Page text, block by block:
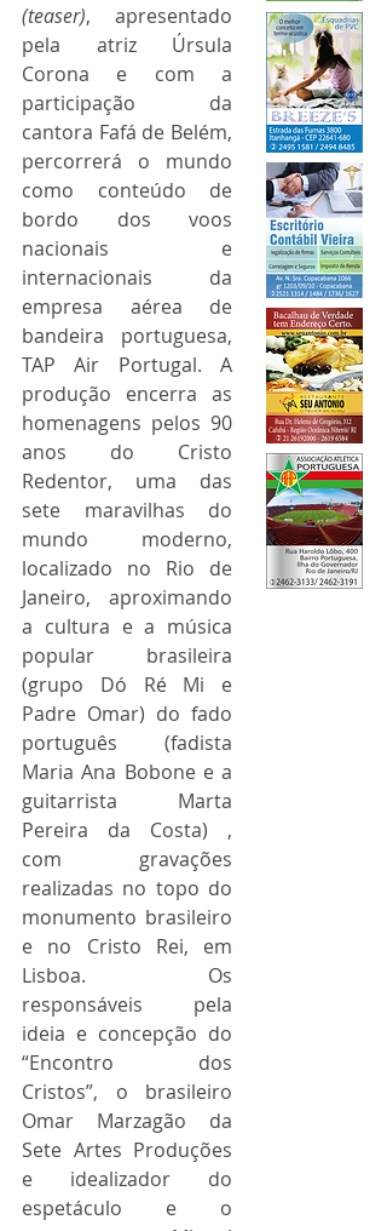
(teaser), apresentado
pela atriz Úrsula
Corona e com a
participação da
cantora Fafá de Belém,
percorrerá o mundo
como conteúdo de
bordo dos voos
nacionais e
internacionais da
empresa aérea de
bandeira portuguesa,
TAP Air Portugal. A
produção encerra as
homenagens pelos 90
anos do Cristo
Redentor, uma das
sete maravilhas do
mundo moderno,
localizado no Rio de
Janeiro, aproximando
a cultura e a música
popular brasileira
(grupo Dó Ré Mi e
Padre Omar) do fado
português (fadista
Maria Ana Bobone e a
guitarrista Marta
Pereira da Costa) ,
com gravações
realizadas no topo do
monumento brasileiro
e no Cristo Rei, em
Lisboa. Os
responsáveis pela
ideia e concepção do
“Encontro dos
Cristos”, o brasileiro
Omar Marzagão da
Sete Artes Produções
e idealizador do
espetáculo e o